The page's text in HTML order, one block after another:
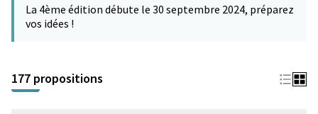
−
La 4ème édition débute le 30 septembre 2024, préparez
vos idées !
177 propositions